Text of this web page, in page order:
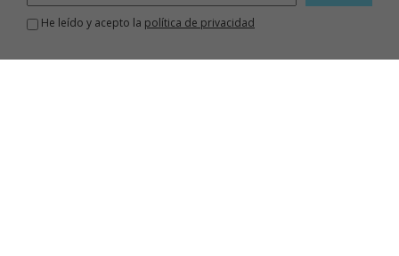
He leído y acepto la política de privacidad